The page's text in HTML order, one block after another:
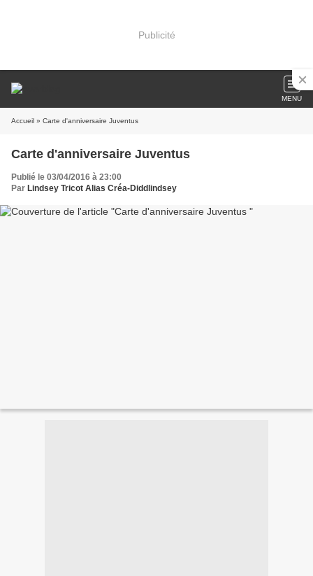
Publicité
MENU
Accueil » Carte d'anniversaire Juventus
Carte d'anniversaire Juventus
Publié le 03/04/2016 à 23:00
Par Lindsey Tricot Alias Créa-Diddlindsey